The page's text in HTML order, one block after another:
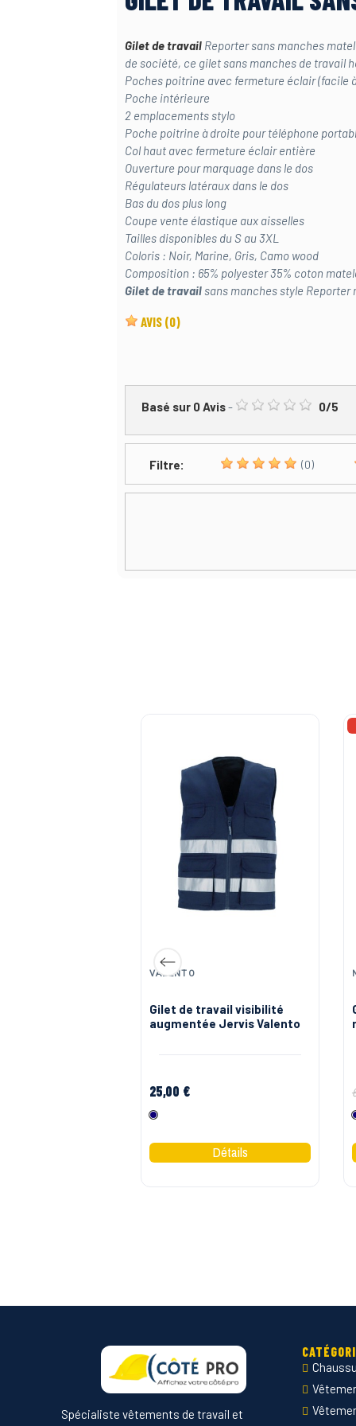
Gilet de travail Reporter sans manches
de société, ce gilet sans manches de travail
Poches poitrine avec fermeture éclair (facile
Poche intérieure
2 emplacements stylo
Poche poitrine à droite pour téléphone
Col haut avec fermeture éclair entière
Ouverture pour marquage dans le dos
Régulateurs latéraux dans le dos
Bas du dos plus long
Coupe vente élastique aux aisselles
Tailles disponibles du S au 3XL
Coloris : Noir, Marine, Gris, Camo wood
Composition : 65% polyester 35% coton
Gilet de travailsans manches style Reporter
AVIS (0)
Basé sur 0Avis- 0/5
Filtre: (0)
VALENTO
Gilet de travail visibilité
augmentée Jervis Valento
25,00 €
Marine
Spécialiste vêtements de travail et